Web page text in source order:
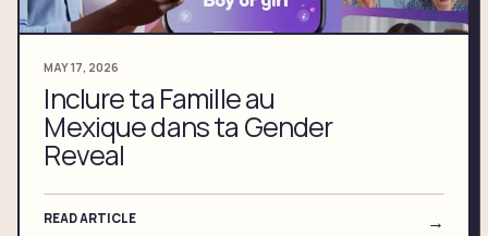
MAY 17, 2026
Inclure ta Famille au
Mexique dans ta Gender
Reveal
READ ARTICLE →